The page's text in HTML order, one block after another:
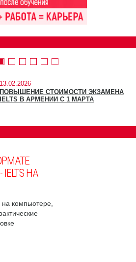
13.02.2026
ПОВЫШЕНИЕ СТОИМОСТИ ЭКЗАМЕНА
IELTS В АРМЕНИИ С 1 МАРТА
НА
компьютере,